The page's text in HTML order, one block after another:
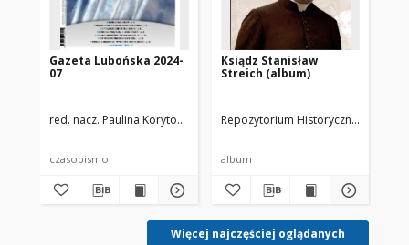
Gazeta Lubońska 2024-
07
red. nacz. Paulina Korytowska zespół redakcyjny
czasopismo
Ksiądz Stanisław
Streich (album)
Repozytorium Historyczne Miasta
album
Więcej najczęściej oglądanych